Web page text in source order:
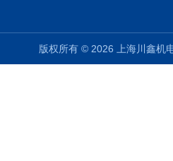
版权所有 © 2026 上海川鑫